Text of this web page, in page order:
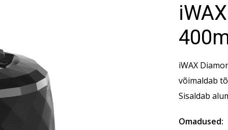
iWAX
võimaldab
Sisaldab
Omadused: